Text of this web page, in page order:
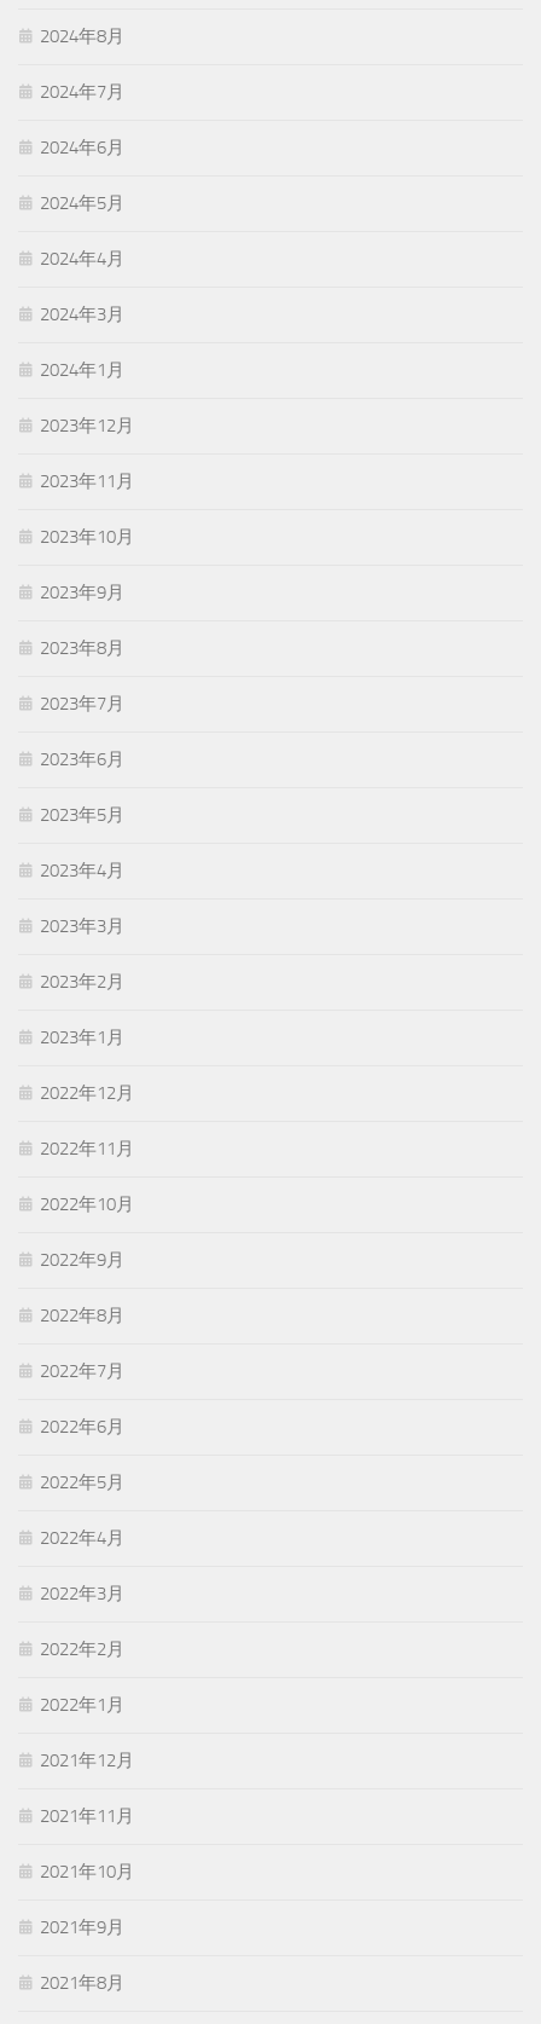
2024年8月
2024年7月
2024年6月
2024年5月
2024年4月
2024年3月
2024年1月
2023年12月
2023年11月
2023年10月
2023年9月
2023年8月
2023年7月
2023年6月
2023年5月
2023年4月
2023年3月
2023年2月
2023年1月
2022年12月
2022年11月
2022年10月
2022年9月
2022年8月
2022年7月
2022年6月
2022年5月
2022年4月
2022年3月
2022年2月
2022年1月
2021年12月
2021年11月
2021年10月
2021年9月
2021年8月